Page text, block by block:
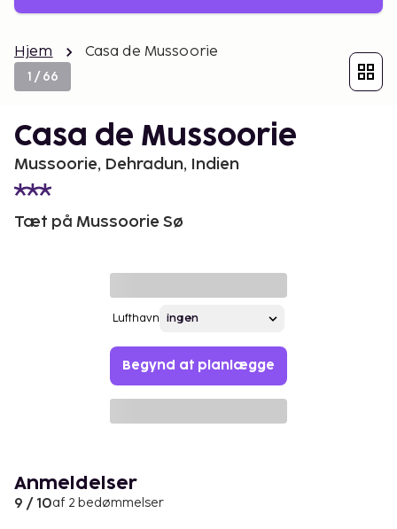
Hjem Casa de Mussoorie
1 /66
Casa de Mussoorie
Mussoorie, Dehradun, Indien
Tæt på Mussoorie Sø
Lufthavn
Begynd at planlægge
Anmeldelser
9 / 10af 2 bedømmelser